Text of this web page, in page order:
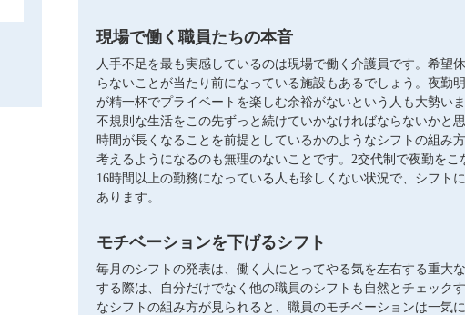
現場で働く職員たちの本音
人手不足を最も実感しているのは現場で働く介護員です。希望
らないことが当たり前になっている施設もあるでしょう。夜勤
が精一杯でプライベートを楽しむ余裕がないという人も大勢い
不規則な生活をこの先ずっと続けていかなければならないかと
時間が長くなることを前提としているかのようなシフトの組み
考えるようになるのも無理のないことです。2交代制で夜勤を
16時間以上の勤務になっている人も珍しくない状況で、シフト
あります。
モチベーションを下げるシフト
毎月のシフトの発表は、働く人にとってやる気を左右する重大
する際は、自分だけでなく他の職員のシフトも自然とチェック
なシフトの組み方が見られると、職員のモチベーションは一気